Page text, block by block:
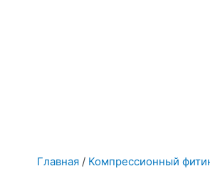
Главная / Компрессионный